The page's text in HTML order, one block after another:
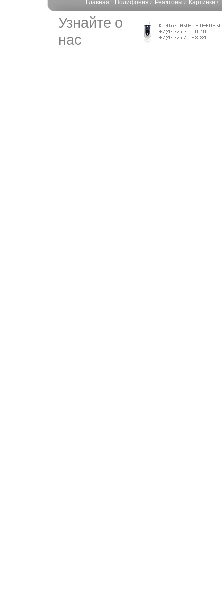
Главная / Полифония / Реалтоны / Картинки /
Узнайте о
нас